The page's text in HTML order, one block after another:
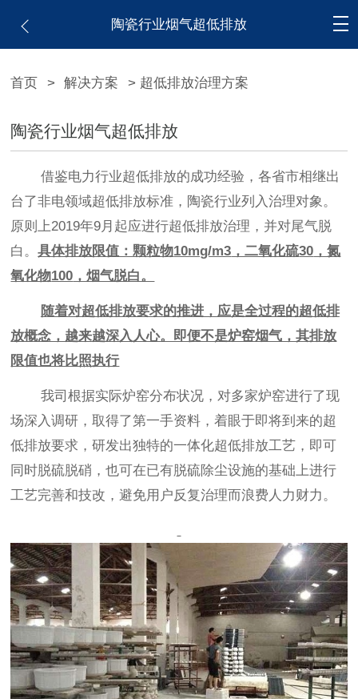
陶瓷行业烟气超低排放
首页 > 解决方案 > 超低排放治理方案
陶瓷行业烟气超低排放
借鉴电力行业超低排放的成功经验，各省市相继出
台了非电领域超低排放标准，陶瓷行业列入治理对象。
原则上2019年9月起应进行超低排放治理，并对尾气脱
白。具体排放限值：颗粒物10mg/m3 ，二氧化硫30 ，氮
氧化物100 ，烟气脱白。
随着对超低排放要求的推进，应是全过程的超低排
放概念，越来越深入人心。即便不是炉窑烟气，其排放
限值也将比照执行
我司根据实际炉窑分布状况，对多家炉窑进行了现
场深入调研，取得了第一手资料，着眼于即将到来的超
低排放要求，研发出独特的一体化超低排放工艺，即可
同时脱硫脱硝，也可在已有脱硫除尘设施的基础上进行
工艺完善和技改，避免用户反复治理而浪费人力财力。